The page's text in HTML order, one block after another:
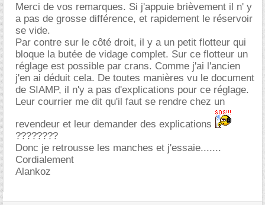
Merci de vos remarques. Si j'appuie brièvement il n' y
a pas de grosse différence, et rapidement le réservoir
se vide.
Par contre sur le côté droit, il y a un petit flotteur qui
bloque la butée de vidage complet. Sur ce flotteur un
réglage est possible par crans. Comme j'ai l'ancien
j'en ai déduit cela. De toutes manières vu le document
de SIAMP, il n'y a pas d'explications pour ce réglage.
Leur courrier me dit qu'il faut se rendre chez un
revendeur et leur demander des explications
????????
Donc je retrousse les manches et j'essaie.......
Cordialement
Alankoz